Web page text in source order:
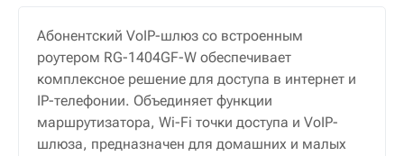
Абонентский VoIP-шлюз со встроенным
роутером RG-1404GF-W обеспечивает
комплексное решение для доступа в интернет и
IP-телефонии. Объединяет функции
маршрутизатора, Wi-Fi точки доступа и VoIP-
шлюза, предназначен для домашних и малых